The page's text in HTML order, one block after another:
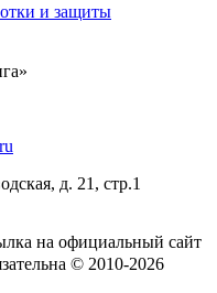
и защиты
д. 21, стр.1
на официальный сайт
© 2010-2026